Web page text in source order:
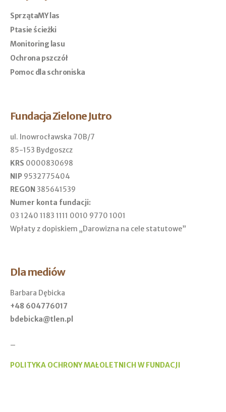
SprzątaMY las
Ptasie ścieżki
Monitoring lasu
Ochrona pszczół
Pomoc dla schroniska
Fundacja Zielone Jutro
ul. Inowrocławska 70B/7
85-153 Bydgoszcz
KRS 0000830698
NIP 9532775404
REGON 385641539
Numer konta fundacji:
03 1240 1183 1111 0010 9770 1001
Wpłaty z dopiskiem „Darowizna na cele statutowe”
Dla mediów
Barbara Dębicka
+48 604776017
bdebicka@tlen.pl
_
POLITYKA OCHRONY MAŁOLETNICH W FUNDACJI